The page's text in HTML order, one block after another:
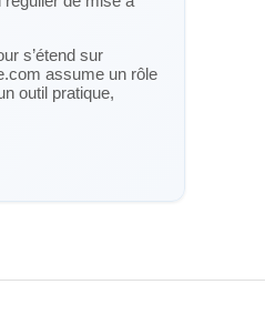
s’étend sur
assume un rôle
outil pratique,